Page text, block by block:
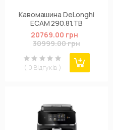
Кавомашина DeLonghi
ECAM 290.81.TB
20769.00 грн
30999.00 грн
( 0 Відгуків )